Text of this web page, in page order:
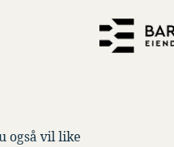
også vil like